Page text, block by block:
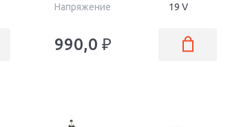
Напряжение
19 V
990,0 ₽